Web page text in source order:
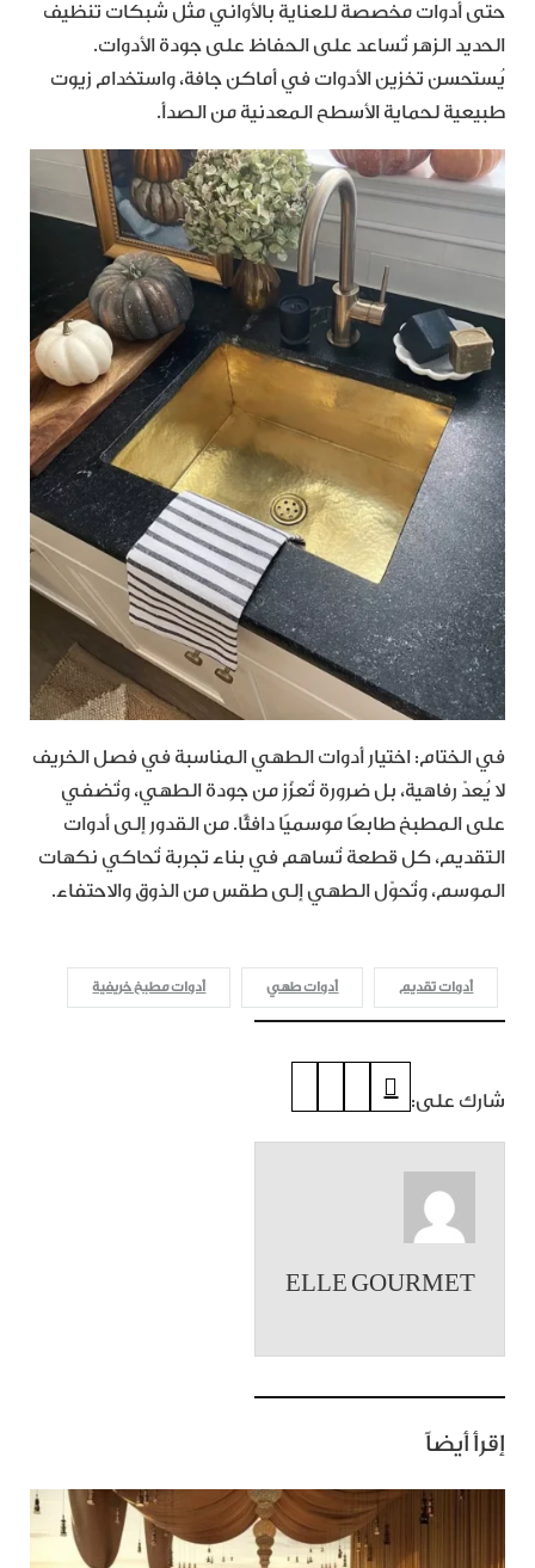
حتى أدوات مخصصة للعناية بالأواني مثل شبكات تنظيف
الحديد الزهر تُساعد على الحفاظ على جودة الأدوات.
يُستحسن تخزين الأدوات في أماكن جافة، واستخدام زيوت
طبيعية لحماية الأسطح المعدنية من الصدأ.
في الختام: اختيار أدوات الطهي المناسبة في فصل الخريف
لا يُعدّ رفاهية، بل ضرورة تُعزّز من جودة الطهي، وتُضفي
على المطبخ طابعًا موسميًا دافئًا. من القدور إلى أدوات
التقديم، كل قطعة تُساهم في بناء تجربة تُحاكي نكهات
الموسم، وتُحوّل الطهي إلى طقس من الذوق والاحتفاء.
أدوات تقديم أدوات طهي أدوات مطبخ خريفية
شارك على:
ELLE GOURMET
إقرأ أيضاً